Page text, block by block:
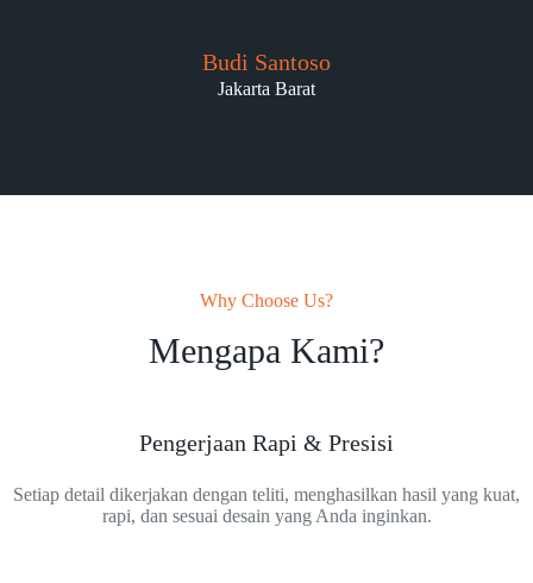
Budi Santoso
Jakarta Barat
Why Choose Us?
Mengapa Kami?
Pengerjaan Rapi & Presisi
Setiap detail dikerjakan dengan teliti, menghasilkan hasil yang kuat,
rapi, dan sesuai desain yang Anda inginkan.